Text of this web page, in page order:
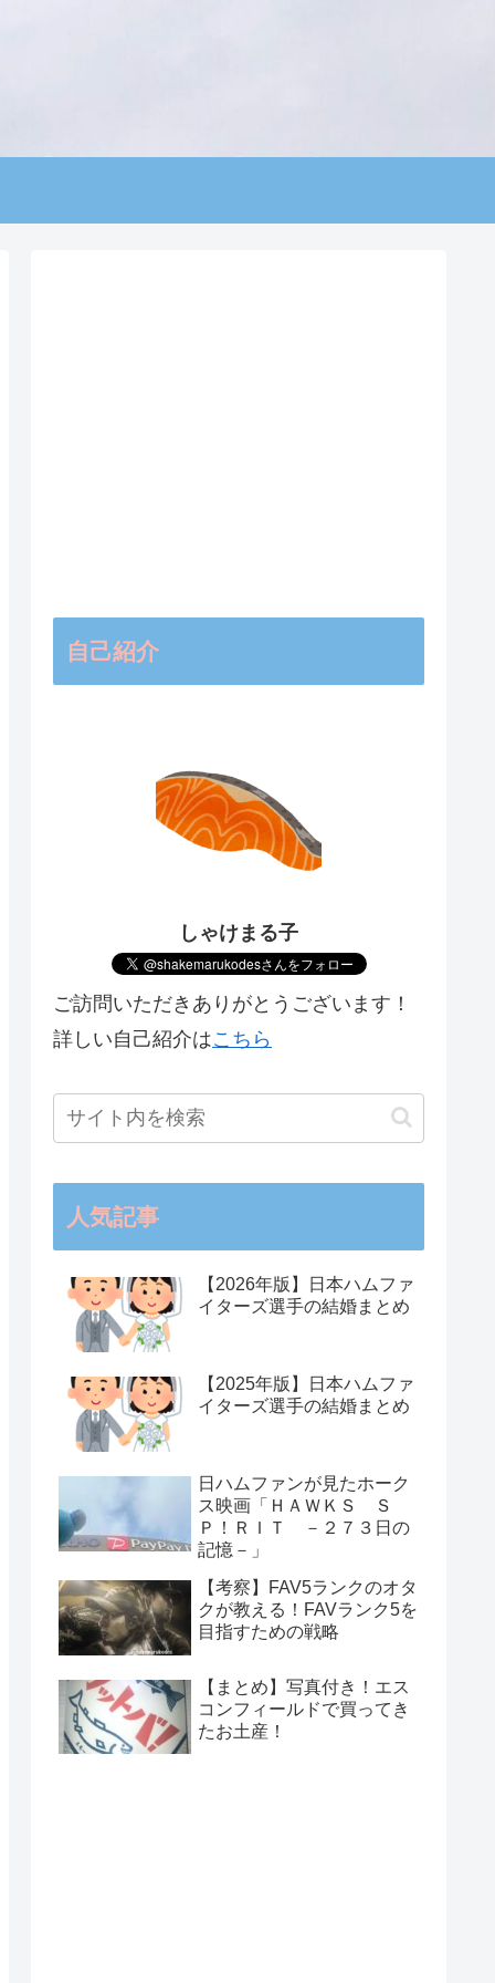
自己紹介
しゃけまる子
ご訪問いただきありがとうございます！
詳しい自己紹介はこちら
人気記事
【2026年版】日本ハムファ
イターズ選手の結婚まとめ
【2025年版】日本ハムファ
イターズ選手の結婚まとめ
日ハムファンが見たホーク
ス映画「ＨＡＷＫＳ Ｓ
Ｐ！ＲＩＴ －２７３日の
記憶－」
【考察】FAV5ランクのオタ
クが教える！FAVランク5を
目指すための戦略
【まとめ】写真付き！エス
コンフィールドで買ってき
たお土産！